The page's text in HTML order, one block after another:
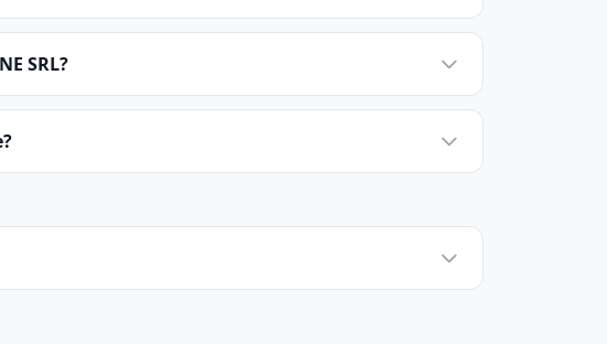
SRL?